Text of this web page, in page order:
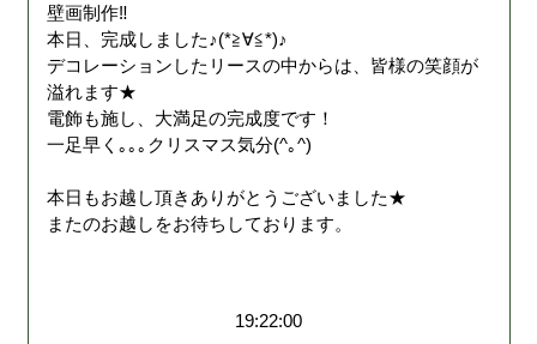
壁画制作‼︎
本日、完成しました♪(*≧∀≦*)♪
デコレーションしたリースの中からは、皆様の笑顔が
溢れます★
電飾も施し、大満足の完成度です！
一足早く｡｡｡クリスマス気分(^｡^)
本日もお越し頂きありがとうございました★
またのお越しをお待ちしております。
19:22:00